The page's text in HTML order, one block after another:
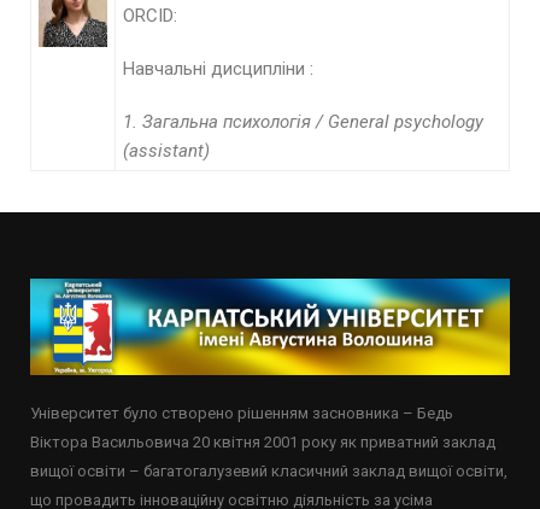
ORCID:
Навчальні дисципліни :
1. Загальна психологія / General psychology
(assistant)
Університет було створено рішенням засновника – Бедь
Віктора Васильовича 20 квітня 2001 року як приватний заклад
вищої освіти – багатогалузевий класичний заклад вищої освіти,
що провадить інноваційну освітню діяльність за усіма